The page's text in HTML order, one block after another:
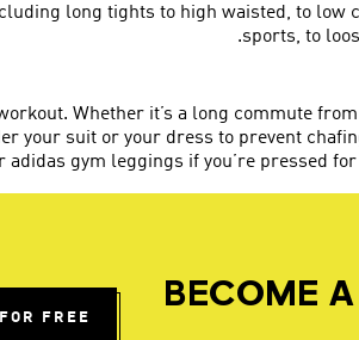
long tights to high waisted, to
sports, to
Whether it’s a long commute
your suit or your dress to prevent
gym leggings if you’re pressed
BECOME
FREE